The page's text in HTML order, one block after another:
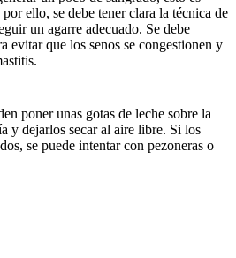
ello, se debe tener clara la técnica de
un agarre adecuado. Se debe
evitar que los senos se congestionen y
poner unas gotas de leche sobre la
y dejarlos secar al aire libre. Si los
se puede intentar con pezoneras o